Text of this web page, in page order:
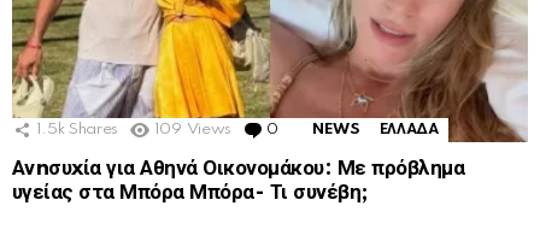
1.5k Shares 109 Views 0 Comments
NEWS ΕΛΛΑΔΑ
Ανnσυxία για Αθηνά Οικονομάκου: Με πρόβλημα
υγείας στα Μπόρα Μπόρα- Τι συνέβη;